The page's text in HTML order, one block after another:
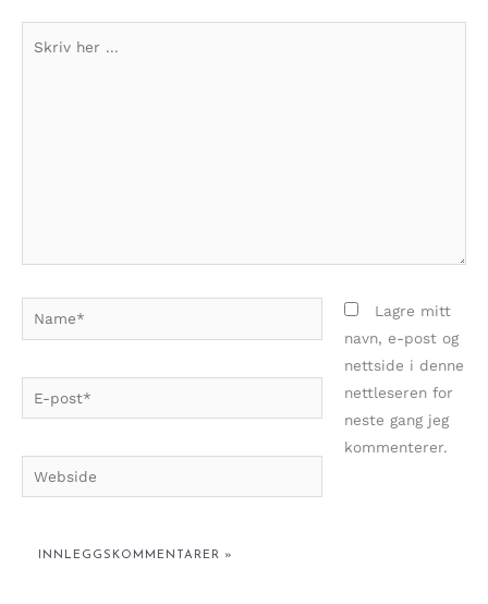
post*
Webside
Lagre mitt
navn, e-post og
nettside i denne
nettleseren for
neste gang jeg
kommenterer.